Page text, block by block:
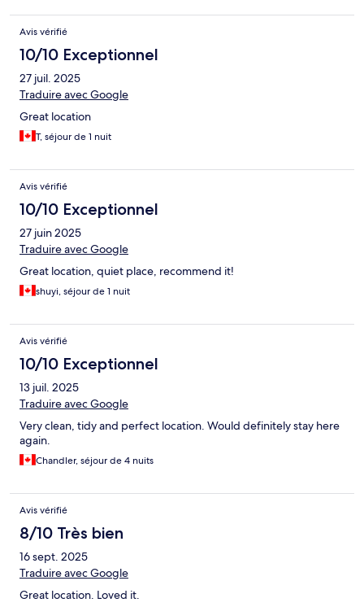
Avis vérifié
10/10 Exceptionnel
27 juil. 2025
Traduire avec Google
Great location
T, séjour de 1 nuit
Avis vérifié
10/10 Exceptionnel
27 juin 2025
Traduire avec Google
Great location, quiet place, recommend it!
shuyi, séjour de 1 nuit
Avis vérifié
10/10 Exceptionnel
13 juil. 2025
Traduire avec Google
Very clean, tidy and perfect location. Would definitely stay here
again.
Chandler, séjour de 4 nuits
Avis vérifié
8/10 Très bien
16 sept. 2025
Traduire avec Google
Great location. Loved it.